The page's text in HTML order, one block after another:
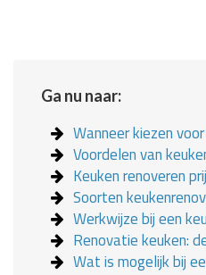
Ga nu naar:
Wanneer kiezen
Voordelen van
Keuken renoveren
Soorten
Werkwijze bij een
Renovatie keuken:
Wat is mogelijk bij